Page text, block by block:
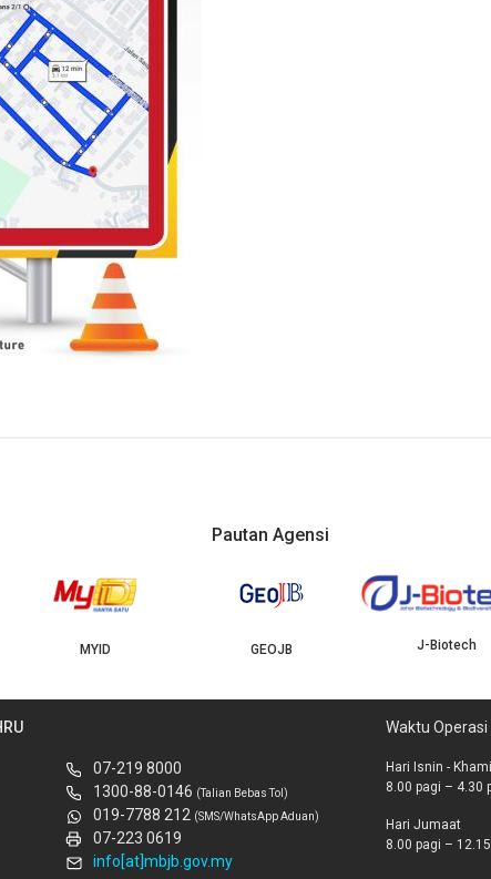
Pautan Agensi
MYID GEOJB J-Biotech
07-219 8000
1300-88-0146 (Talian Bebas Tol)
019-7788 212 (SMS/WhatsApp Aduan)
07-223 0619
info[at]mbjb.gov.my
Waktu
Hari Isnin -
8.00 pagi – 4.30
Hari Jumaat
8.00 pagi –